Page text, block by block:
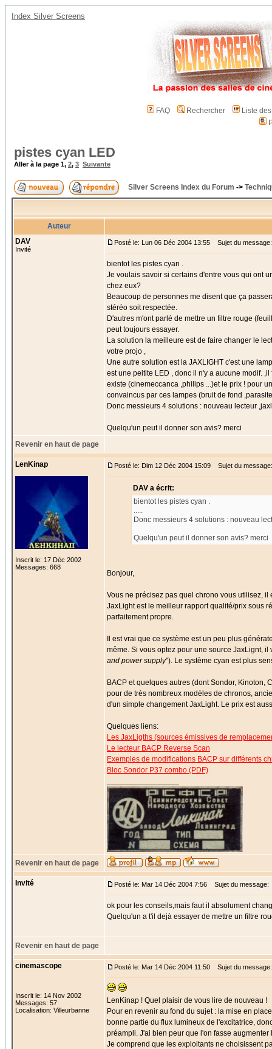
Index Silver Screens
FAQ Rechercher
Liste
pistes cyan LED
Aller à la page 1, 2, 3 Suivante
Silver Screens Index du Forum ->
Auteur
DAV
Invité
Posté le: Lun 06 Déc 2004 13:55 Sujet du
bientot les pistes cyan .
Je voulais savoir si certains d'entre vous qui ont
chez eux?
Beaucoup de personnes me disent que ça
stéréo soit respectée.
D'autres m'ont parlé de mettre un filtre rouge
peut toujours essayer.
La solution la meilleure est de faire changer le
votre projo ,
Une autre solution est la JAXLIGHT c'est une
est une peitite LED , donc il n'y a aucune modif.
existe (cinemeccanca ,philips ...)et le prix ! pour
convaincus par ces lampes (bruit de fond
Donc messieurs 4 solutions : nouveau lecteur
Quelqu'un peut il donner son avis? merci
Revenir en haut de page
LenKinap
Inscrit le: 17 Déc 2002
Messages: 668
Posté le: Dim 12 Déc 2004 15:09 Sujet du
DAV a écrit:
bientot les pistes cyan .
.....
Donc messieurs 4 solutions : nouveau
Quelqu'un peut il donner son avis? merci
Bonjour,
Vous ne précisez pas quel chrono vous utilisez,
JaxLight est le meilleur rapport qualité/prix sous
parfaitement propre.
Il est vrai que ce système est un peu plus
même. Si vous optez pour une source JaxLignt,
and power supply"). Le système cyan est plus
BACP et quelques autres (dont Sondor,
pour de très nombreux modèles de chronos,
d'un simple changement JaxLight. Le prix est
Quelques liens:
Les JaxLigths (sources émissives de
Le lecteur BACP Reverse Scan
Exemples de modifications BACP sur différents
Bloc Sondor P37 combo (PDF)
Revenir en haut de page
Invité Posté le: Mar 14 Déc 2004 7:56 Sujet du message:
ok pour les conseils,mais faut il absolument
Quelqu'un a t'il dejà essayer de mettre un filtre
Revenir en haut de page
cinemascope
Inscrit le: 14 Nov 2002
Messages: 57
Localisation: Villeurbanne
Posté le: Mar 14 Déc 2004 11:50 Sujet du message:
LenKinap ! Quel plaisir de vous lire de nouveau !
Pour en revenir au fond du sujet : la mise en
bonne partie du flux lumineux de l'excitatrice,
préampli. J'ai bien peur que l'on fasse augmenter
Je comprend que les exploitants ne choisissent